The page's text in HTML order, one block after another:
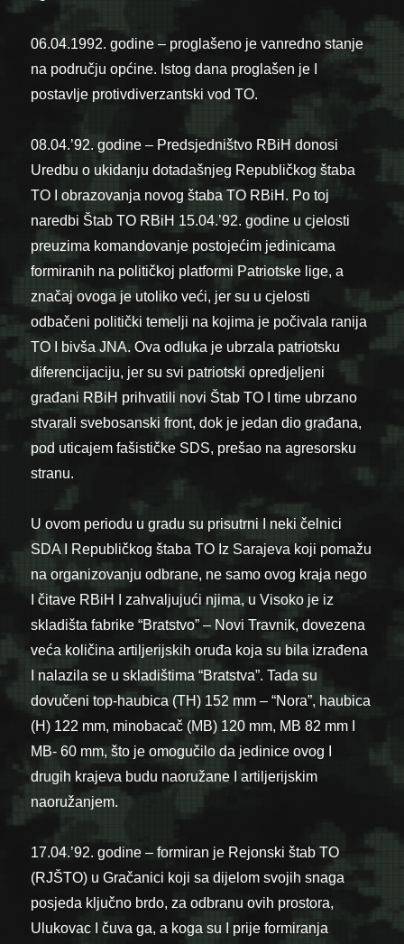
06.04.1992. godine – proglašeno je vanredno stanje
na području općine. Istog dana proglašen je I
postavlje protivdiverzantski vod TO.
08.04.’92. godine – Predsjedništvo RBiH donosi
Uredbu o ukidanju dotadašnjeg Republičkog štaba
TO I obrazovanja novog štaba TO RBiH. Po toj
naredbi Štab TO RBiH 15.04.’92. godine u cjelosti
preuzima komandovanje postojećim jedinicama
formiranih na političkoj platformi Patriotske lige, a
značaj ovoga je utoliko veći, jer su u cjelosti
odbačeni politički temelji na kojima je počivala ranija
TO I bivša JNA. Ova odluka je ubrzala patriotsku
diferencijaciju, jer su svi patriotski opredjeljeni
građani RBiH prihvatili novi Štab TO I time ubrzano
stvarali svebosanski front, dok je jedan dio građana,
pod uticajem fašističke SDS, prešao na agresorsku
stranu.
U ovom periodu u gradu su prisutrni I neki čelnici
SDA I Republičkog štaba TO Iz Sarajeva koji pomažu
na organizovanju odbrane, ne samo ovog kraja nego
I čitave RBiH I zahvaljujući njima, u Visoko je iz
skladišta fabrike “Bratstvo” – Novi Travnik, dovezena
veća količina artiljerijskih oruđa koja su bila izrađena
I nalazila se u skladištima “Bratstva”. Tada su
dovučeni top-haubica (TH) 152 mm – “Nora”, haubica
(H) 122 mm, minobacač (MB) 120 mm, MB 82 mm I
MB- 60 mm, što je omogučilo da jedinice ovog I
drugih krajeva budu naoružane I artiljerijskim
naoružanjem.
17.04.’92. godine – formiran je Rejonski štab TO
(RJŠTO) u Gračanici koji sa dijelom svojih snaga
posjeda ključno brdo, za odbranu ovih prostora,
Ulukovac I čuva ga, a koga su I prije formiranja